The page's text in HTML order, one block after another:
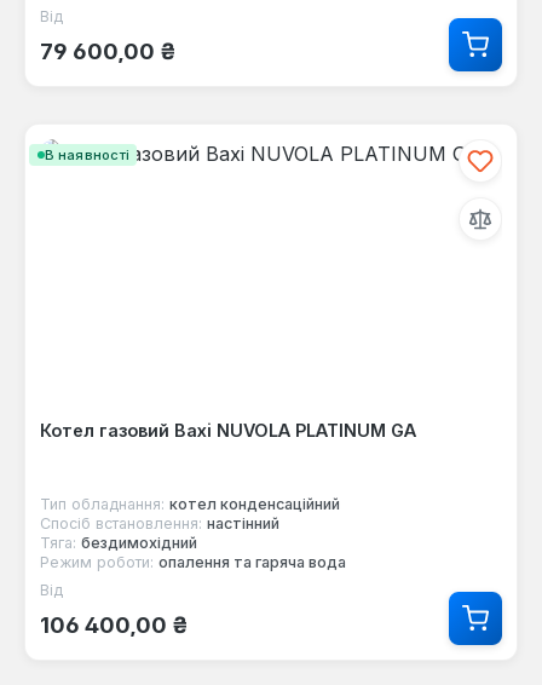
Звичайна ціна:
Від
79 600,00 ₴
В наявності
Котел газовий Baxi NUVOLA PLATINUM GA
Тип обладнання: котел конденсаційний
Спосіб встановлення: настінний
Тяга: бездимохідний
Режим роботи: опалення та гаряча вода
Звичайна ціна:
Від
106 400,00 ₴